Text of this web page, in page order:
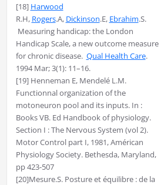
[18] Harwood
R.H, Rogers.A, Dickinson.E, Ebrahim.S.
Measuring handicap: the London
Handicap Scale, a new outcome measure
for chronic disease. Qual Health Care.
1994 Mar; 3(1): 11–16.
[19] Henneman E, Mendelé L.M.
Functionnal organization of the
motoneuron pool and its inputs. In :
Books VB. Ed Handbook of physiology.
Section I : The Nervous System (vol 2).
Motor Control part I, 1981, Américan
Physiology Society. Bethesda, Maryland,
pp 423-507
[20]Mesure.S. Posture et équilibre : de la